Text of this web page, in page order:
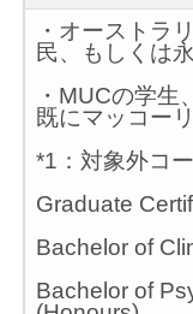
・オーストラ
民、もしくは
・MUCの学生
既にマッコー
*1：対象外コ
Graduate
Bachelor of
Bachelor of